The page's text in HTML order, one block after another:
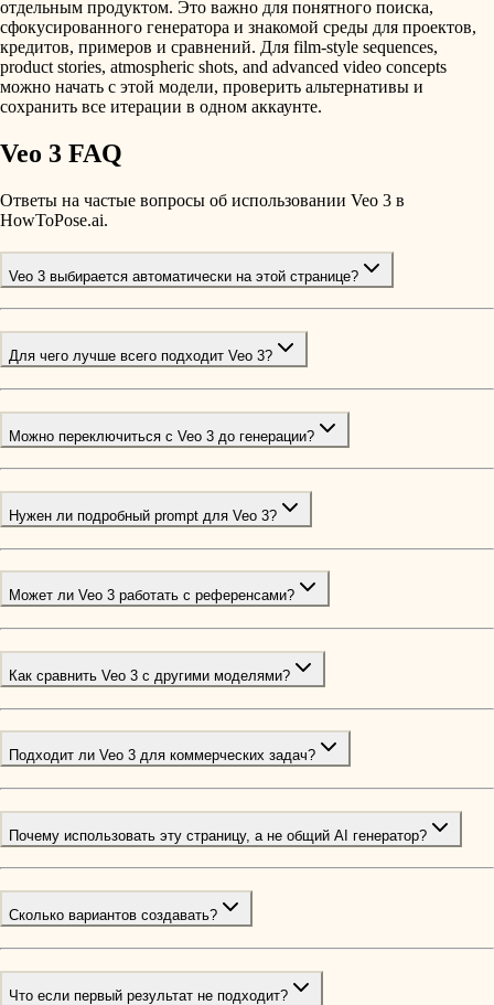
отдельным продуктом. Это важно для понятного поиска,
сфокусированного генератора и знакомой среды для проектов,
кредитов, примеров и сравнений. Для film-style sequences,
product stories, atmospheric shots, and advanced video concepts
можно начать с этой модели, проверить альтернативы и
сохранить все итерации в одном аккаунте.
Veo 3 FAQ
Ответы на частые вопросы об использовании Veo 3 в
HowToPose.ai.
Veo 3 выбирается автоматически на этой странице?
Для чего лучше всего подходит Veo 3?
Можно переключиться с Veo 3 до генерации?
Нужен ли подробный prompt для Veo 3?
Может ли Veo 3 работать с референсами?
Как сравнить Veo 3 с другими моделями?
Подходит ли Veo 3 для коммерческих задач?
Почему использовать эту страницу, а не общий AI генератор?
Сколько вариантов создавать?
Что если первый результат не подходит?